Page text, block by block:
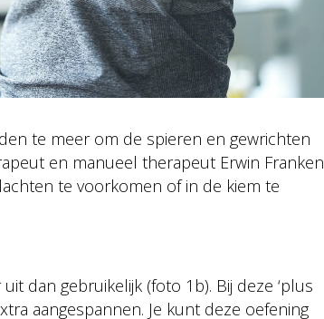
te meer om de spieren en gewrichten
en manueel therapeut Erwin Franken
te voorkomen of in de kiem te
dan gebruikelijk (foto 1b). Bij deze ‘plus
aangespannen. Je kunt deze oefening